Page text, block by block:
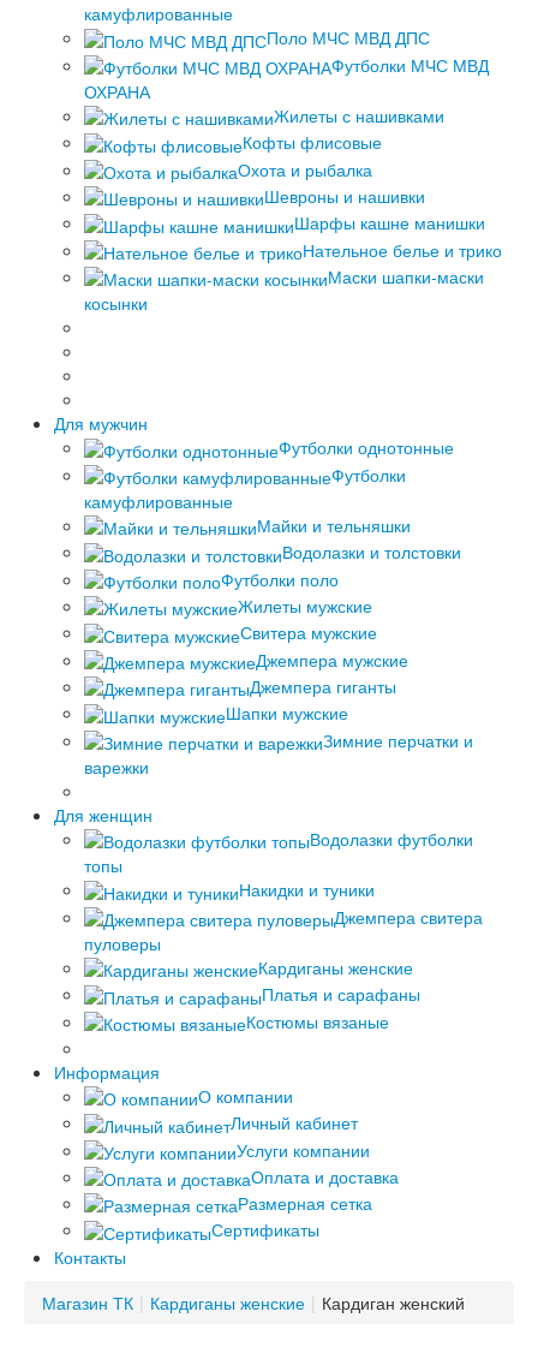
камуфлированные
Поло МЧС МВД ДПС
Футболки МЧС МВД
ОХРАНА
Жилеты с нашивками
Кофты флисовые
Охота и рыбалка
Шевроны и нашивки
Шарфы кашне манишки
Нательное белье и трико
Маски шапки-маски
косынки
Для мужчин
Футболки однотонные
Футболки
камуфлированные
Майки и тельняшки
Водолазки и толстовки
Футболки поло
Жилеты мужские
Свитера мужские
Джемпера мужские
Джемпера гиганты
Шапки мужские
Зимние перчатки и
варежки
Для женщин
Водолазки футболки
топы
Накидки и туники
Джемпера свитера
пуловеры
Кардиганы женские
Платья и сарафаны
Костюмы вязаные
Информация
О компании
Личный кабинет
Услуги компании
Оплата и доставка
Размерная сетка
Сертификаты
Контакты
Магазин ТК | Кардиганы женские | Кардиган женский